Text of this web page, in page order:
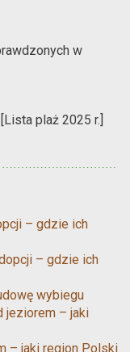
w
plaż 2025 r.]
– gdzie ich
– gdzie ich
wybiegu
jeziorem – jaki
– jaki region Polski